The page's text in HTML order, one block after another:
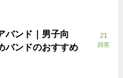
バンド｜男子向
バンドのおすすめ
21
回答